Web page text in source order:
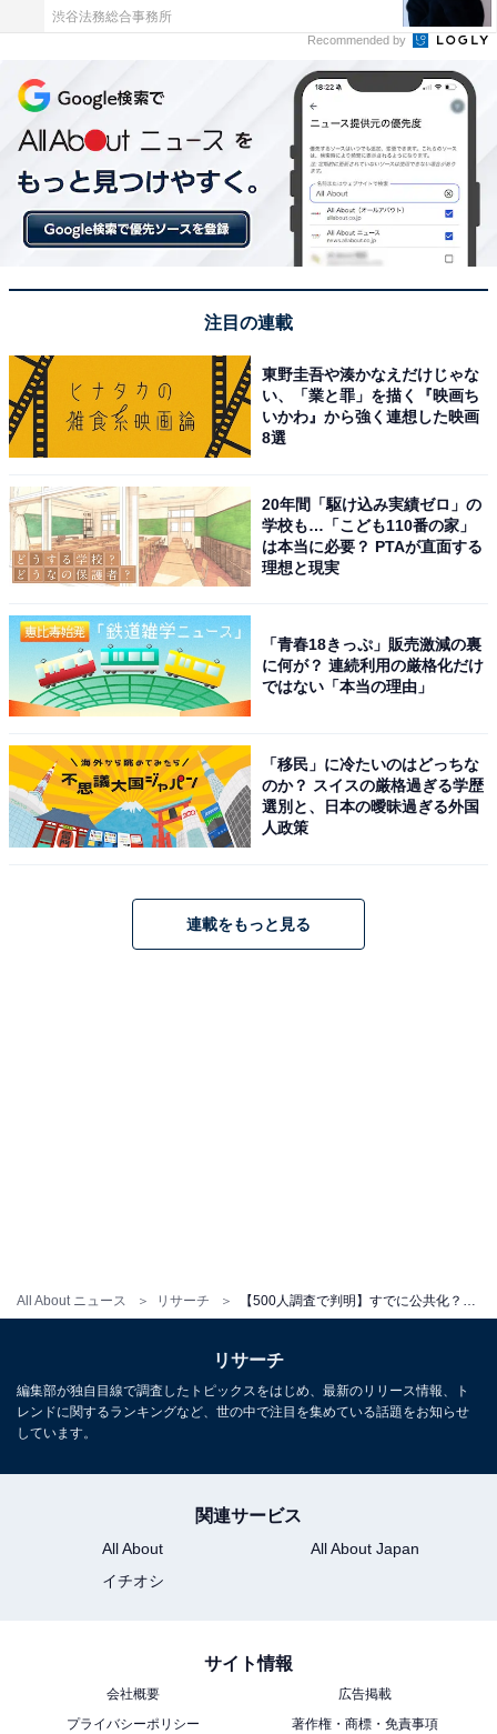
All About ニュース リサーチ
性）」「買い物をしないでトイレだけ借りることはしな
「キレイに使う。また、ペットボトルや飴など100円程
度の物を購入します（30代・女性）」「店員さんへ声を
かけることやなるべく短時間で出る、数円でもいいので
商品を購入します（30代・女性）」「利用もキレイに使
うことを心がけ、また商品購入することで、コンビニの
方がこれからも提供し続けていただけるようにしててい
ます（30代・女性）」
合わせてなるべく綺麗に使うことや、店員さんに声をか
ける、短時間で出るようにするといった気を遣っている
人もいるようです。
何も買わず、声もかけない人もいる！
公共化の賛否に揺れるコンビニトイレ。どちらにして
も、借りる際はお店のルールに従って清潔を心掛け、感
謝の気持ちを忘れないようにしたいですね。
【500人調査】コンビニトイレ公共化、賛成・反対どっ
【衝撃？共感？】500人調査で判明した「コンビニトイ
渋谷法務総合事務所
Recommended by
注目の連載
東野圭吾や湊かなえだけじゃな
い、「業と罪」を描く『映画ち
いかわ』から強く連想した映画
8選
20年間「駆け込み実績ゼロ」の
学校も…「こども110番の家」
は本当に必要？ PTAが直面する
理想と現実
「青春18きっぷ」販売激減の裏
に何が？ 連続利用の厳格化だけ
ではない「本当の理由」
「移民」に冷たいのはどっちな
のか？ スイスの厳格過ぎる学歴
選別と、日本の曖昧過ぎる外国
人政策
連載をもっと見る
リサーチ
編集部が独自目線で調査したトピックスをはじめ、最新のリリース情報、ト
レンドに関するランキングなど、世の中で注目を集めている話題をお知らせ
しています。
関連サービス
All About
All About Japan
イチオシ
サイト情報
会社概要
広告掲載
プライバシーポリシー
著作権・商標・免責事項